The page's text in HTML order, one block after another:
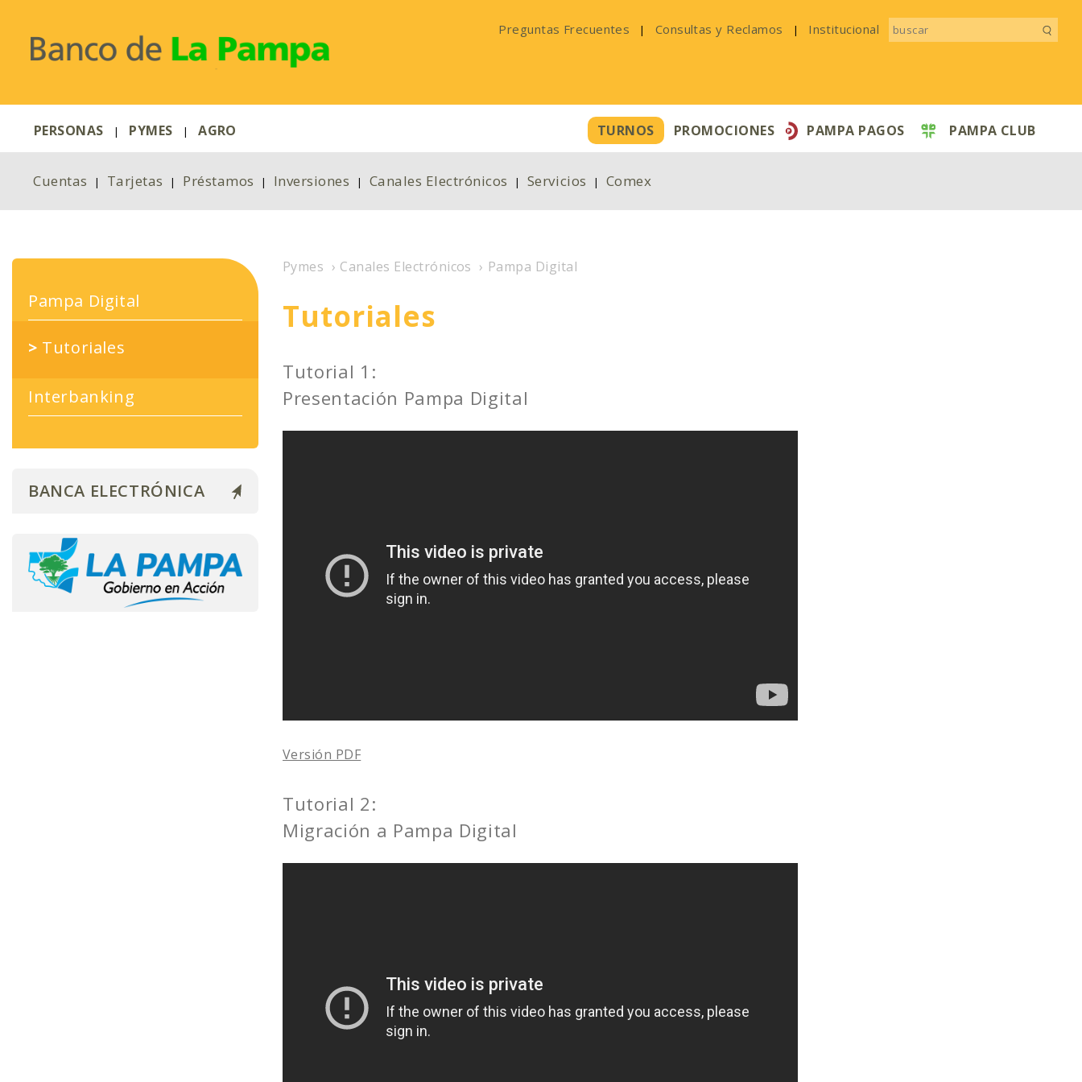
Preguntas Frecuentes | Consultas y Reclamos | Institucional
PERSONAS | PYMES | AGRO TURNOS PROMOCIONES PAMPA PAGOS PAMPA CLUB
Cuentas | Tarjetas | Préstamos | Inversiones | Canales Electrónicos | Servicios | Comex
Pampa Digital
> Tutoriales
Interbanking
BANCA ELECTRÓNICA
Pymes › Canales Electrónicos › Pampa Digital
Tutoriales
Tutorial 1:
Presentación Pampa Digital
Versión PDF
Tutorial 2:
Migración a Pampa Digital